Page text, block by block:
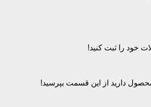
خود را ثبت کنید!
دارید از این قسمت بپرسید!